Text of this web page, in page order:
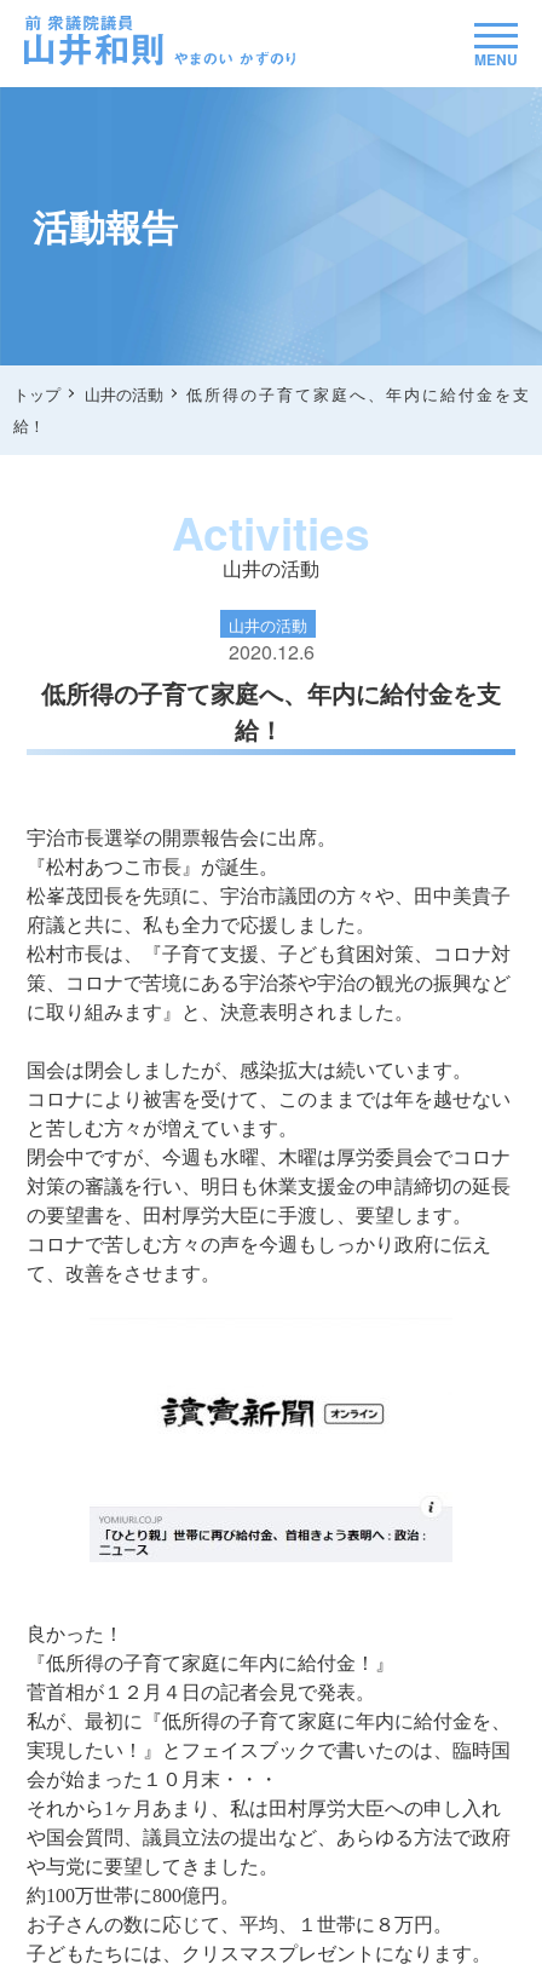
MENU
活動報告
トップ 山井の活動
低所得の子育て家庭へ、年内に給付金を支
給！
Activities
山井の活動
山井の活動
2020.12.6
低所得の子育て家庭へ、年内に給付金を支
給！
宇治市長選挙の開票報告会に出席。
『松村あつこ市長』が誕生。
松峯茂団長を先頭に、宇治市議団の方々や、田中美貴子
府議と共に、私も全力で応援しました。
松村市長は、『子育て支援、子ども貧困対策、コロナ対
策、コロナで苦境にある宇治茶や宇治の観光の振興など
に取り組みます』と、決意表明されました。
国会は閉会しましたが、感染拡大は続いています。
コロナにより被害を受けて、このままでは年を越せない
と苦しむ方々が増えています。
閉会中ですが、今週も水曜、木曜は厚労委員会でコロナ
対策の審議を行い、明日も休業支援金の申請締切の延長
の要望書を、田村厚労大臣に手渡し、要望します。
コロナで苦しむ方々の声を今週もしっかり政府に伝え
て、改善をさせます。
良かった！
『低所得の子育て家庭に年内に給付金！』
菅首相が１２月４日の記者会見で発表。
私が、最初に『低所得の子育て家庭に年内に給付金を、
実現したい！』とフェイスブックで書いたのは、臨時国
会が始まった１０月末・・・
それから1ヶ月あまり、私は田村厚労大臣への申し入れ
や国会質問、議員立法の提出など、あらゆる方法で政府
や与党に要望してきました。
約100万世帯に800億円。
お子さんの数に応じて、平均、１世帯に８万円。
子どもたちには、クリスマスプレゼントになります。